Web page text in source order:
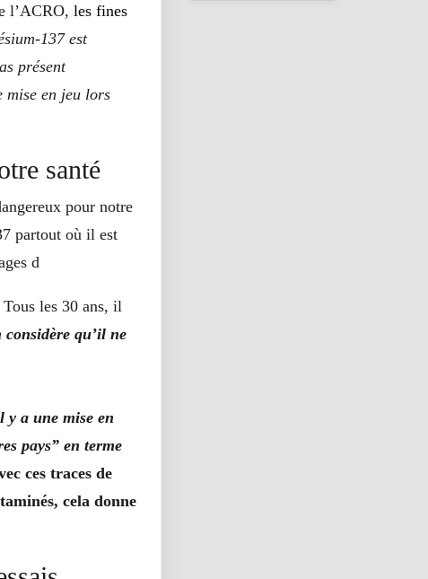
l’ACRO, les fines
137 est
présent
mise en jeu lors
santé
pour notre
partout où il est
d
les 30 ans, il
considère qu’il ne
y a une mise en
pays” en terme
ces traces de
cela donne